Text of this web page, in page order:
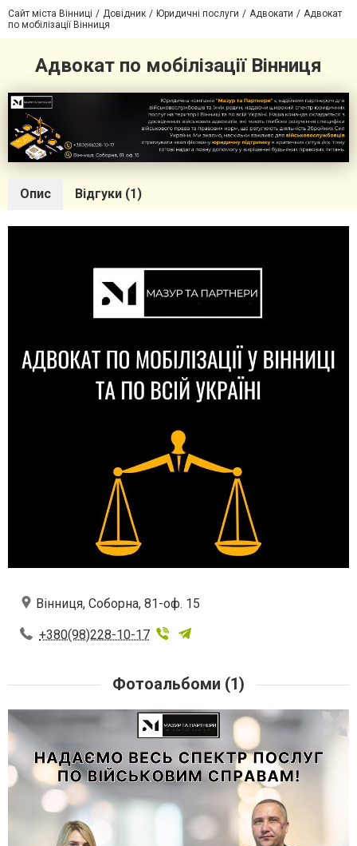
Сайт міста Вінниці Довідник Юридичні послуги Адвокати
Адвокат
по мобілізації Вінниця
Адвокат по мобілізації Вінниця
Опис Відгуки (1)
Вінниця, Соборна, 81-оф. 15
+380(98)228-10-17
Фотоальбоми (1)